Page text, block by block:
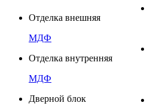
Отделка внешняя
МДФ
Отделка внутренняя
МДФ
Дверной блок